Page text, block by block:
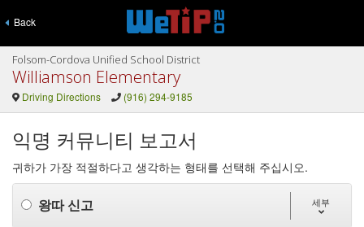
Back
Folsom-Cordova Unified School District
Williamson Elementary
Driving Directions (916) 294-9185
익명 커뮤니티 보고서
귀하가 가장 적절하다고 생각하는 형태를 선택해 주십시오.
왕따 신고 세부